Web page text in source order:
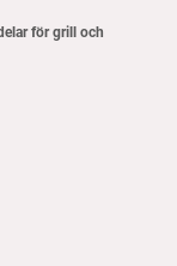
för grill och